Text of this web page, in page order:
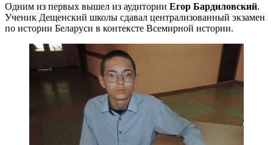
Одним из первых вышел из аудитории Егор Бардиловский.
Ученик Дещенский школы сдавал централизованный экзамен
по истории Беларуси в контексте Всемирной истории.